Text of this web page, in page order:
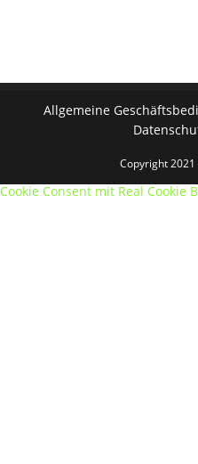
Allgemeine
Copyright 2021
Cookie Consent mit Real Cookie